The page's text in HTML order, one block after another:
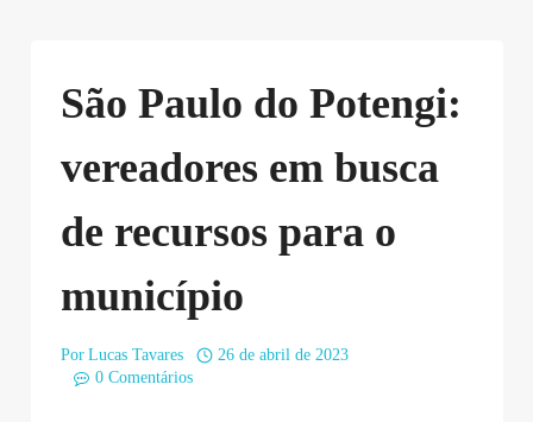
São Paulo do Potengi:
vereadores em busca
de recursos para o
município
Por Lucas Tavares
26 de abril de 2023
0 Comentários